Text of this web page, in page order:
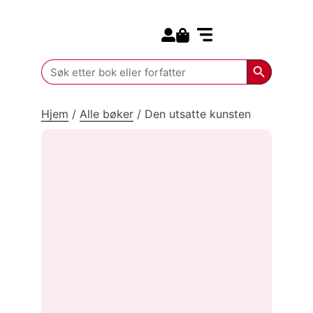
Search
for:
Search
Hjem / Alle bøker / Den utsatte kunsten